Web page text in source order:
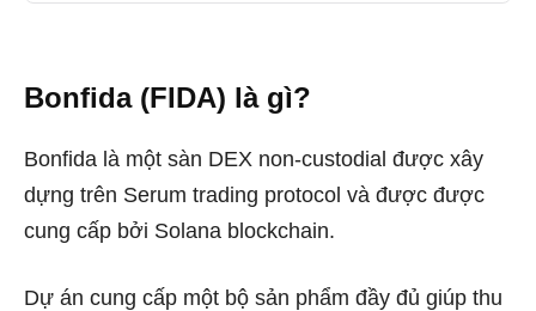
Bonfida (FIDA) là gì?
Bonfida là một sàn DEX non-custodial được xây
dựng trên Serum trading protocol và được được
cung cấp bởi Solana blockchain.
Dự án cung cấp một bộ sản phẩm đầy đủ giúp thu